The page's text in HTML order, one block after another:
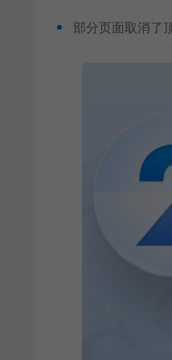
部分页面取消了